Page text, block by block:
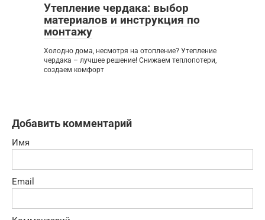
Утепление чердака: выбор
материалов и инструкция по
монтажу
Холодно дома, несмотря на отопление? Утепление
чердака – лучшее решение! Снижаем теплопотери,
создаем комфорт
Добавить комментарий
Имя
Email